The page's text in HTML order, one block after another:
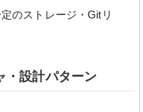
のストレージ・Gitリ
・設計パターン